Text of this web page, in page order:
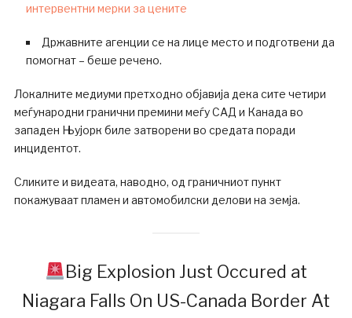
интервентни мерки за цените
Државните агенции се на лице место и подготвени да
помогнат – беше речено.
Локалните медиуми претходно објавија дека сите четири
меѓународни гранични премини меѓу САД и Канада во
западен Њујорк биле затворени во средата поради
инцидентот.
Сликите и видеата, наводно, од граничниот пункт
покажуваат пламен и автомобилски делови на земја.
Big Explosion Just Occured at
Niagara Falls On US-Canada Border At